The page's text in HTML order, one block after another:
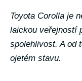
Toyota Corolla je
laickou veřejností
spolehlivost. A od
ojetém stavu.